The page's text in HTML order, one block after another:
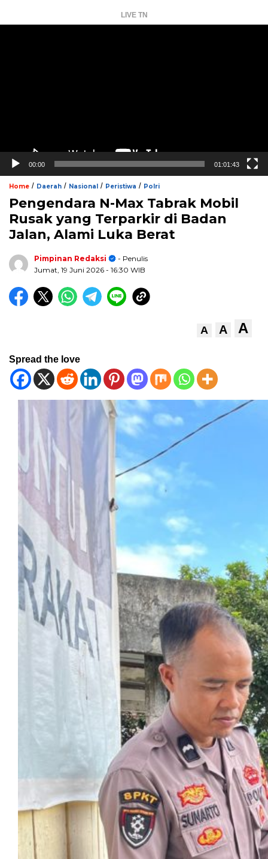
LIVE TN
00:00 01:01:43
Home / Daerah / Nasional / Peristiwa / Polri
Pengendara N-Max Tabrak Mobil
Rusak yang Terparkir di Badan
Jalan, Alami Luka Berat
Pimpinan Redaksi
- Penulis
Jumat, 19 Juni 2026 - 16:30 WIB
A A A
Spread the love